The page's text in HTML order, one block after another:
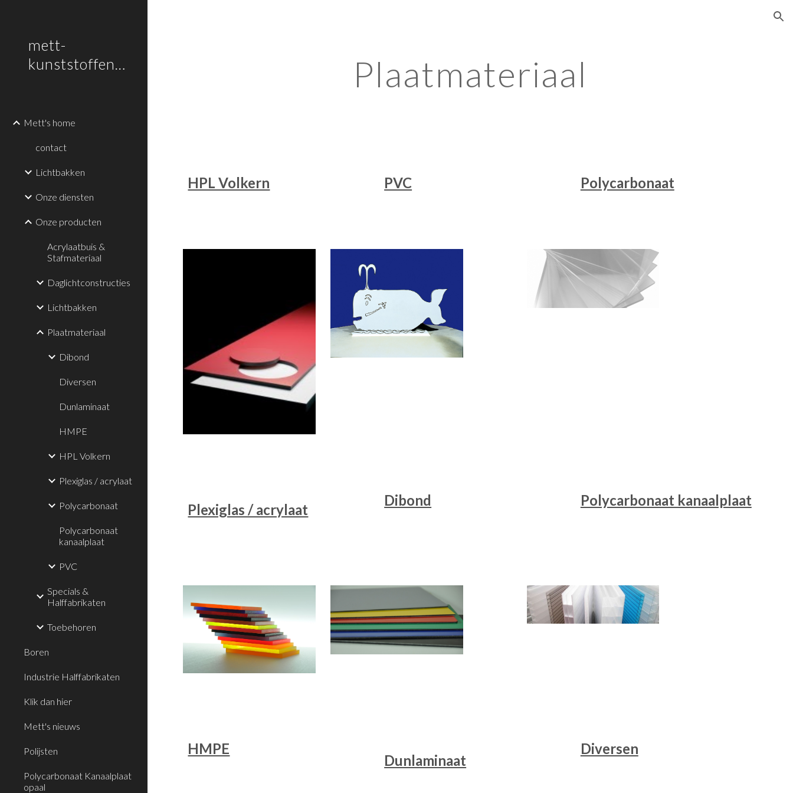
mett-
kunststoffen.nl
Mett's home
contact
Lichtbakken
Onze diensten
Onze producten
Acrylaatbuis &
Stafmateriaal
Daglichtconstructies
Lichtbakken
Plaatmateriaal
Dibond
Diversen
Dunlaminaat
HMPE
HPL Volkern
Plexiglas / acrylaat
Polycarbonaat
Polycarbonaat
kanaalplaat
PVC
Specials &
Halffabrikaten
Toebehoren
Boren
Industrie Halffabrikaten
Klik dan hier
Mett's nieuws
Polijsten
Polycarbonaat Kanaalplaat
opaal
Plaatmateriaal
HPL Volkern PVC Polycarbonaat
Plexiglas / acrylaat
Dibond Polycarbonaat kanaalplaat
HMPE
Dunlaminaat
Diversen